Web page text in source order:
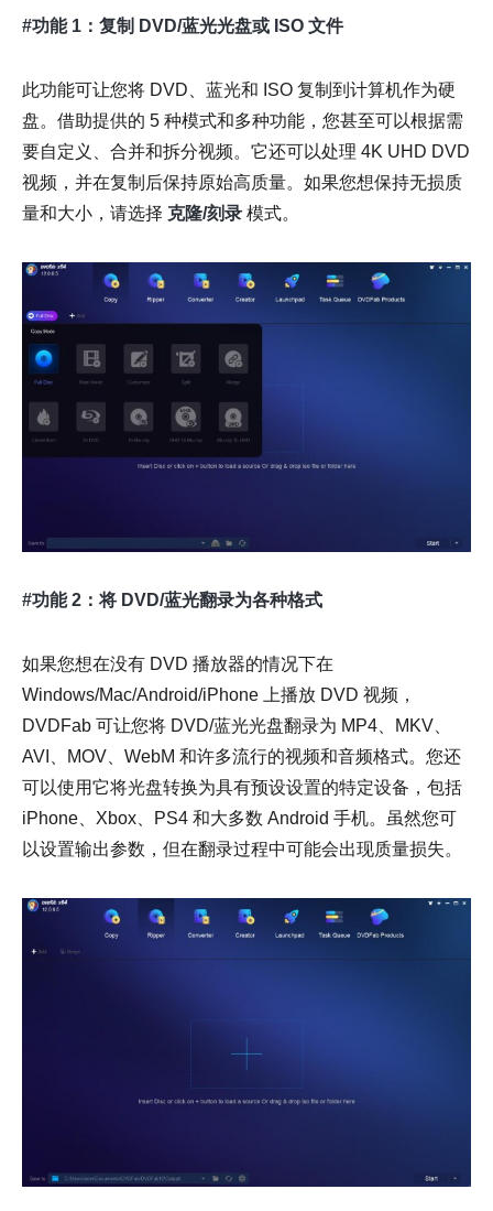
#功能 1：复制 DVD/蓝光光盘或 ISO 文件
此功能可让您将 DVD、蓝光和 ISO 复制到计算机作为硬
盘。借助提供的 5 种模式和多种功能，您甚至可以根据需
要自定义、合并和拆分视频。它还可以处理 4K UHD DVD
视频，并在复制后保持原始高质量。如果您想保持无损质
量和大小，请选择 克隆/刻录 模式。
#功能 2：将 DVD/蓝光翻录为各种格式
如果您想在没有 DVD 播放器的情况下在
Windows/Mac/Android/iPhone 上播放 DVD 视频，
DVDFab 可让您将 DVD/蓝光光盘翻录为 MP4、MKV、
AVI、MOV、WebM 和许多流行的视频和音频格式。您还
可以使用它将光盘转换为具有预设设置的特定设备，包括
iPhone、Xbox、PS4 和大多数 Android 手机。虽然您可
以设置输出参数，但在翻录过程中可能会出现质量损失。